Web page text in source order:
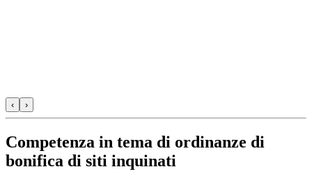
‹ ›
Competenza in tema di ordinanze di
bonifica di siti inquinati